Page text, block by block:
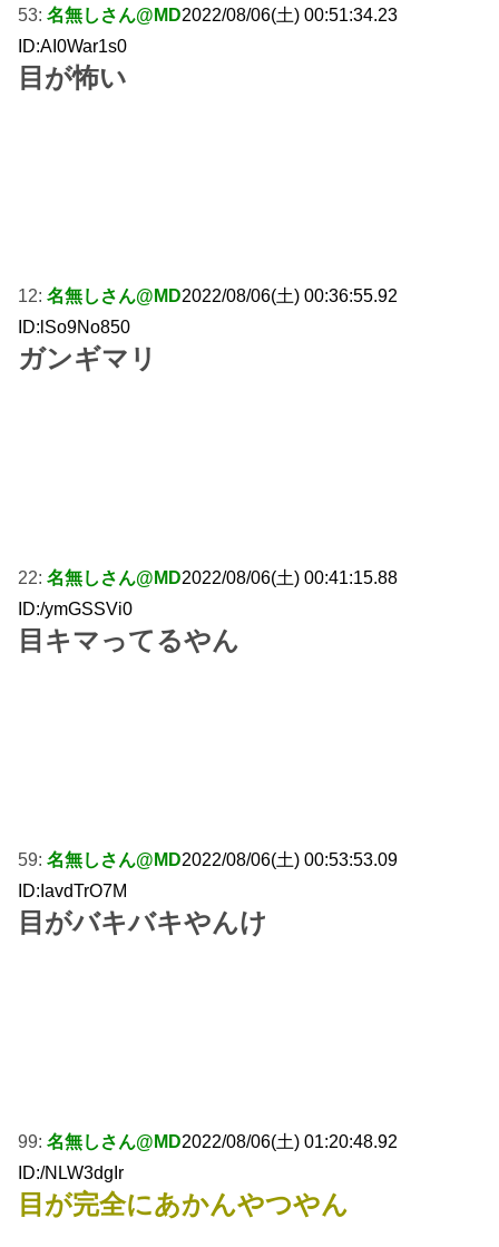
53: 名無しさん@MD2022/08/06(土) 00:51:34.23
ID:AI0War1s0
目が怖い
12: 名無しさん@MD2022/08/06(土) 00:36:55.92
ID:lSo9No850
ガンギマリ
22: 名無しさん@MD2022/08/06(土) 00:41:15.88
ID:/ymGSSVi0
目キマってるやん
59: 名無しさん@MD2022/08/06(土) 00:53:53.09
ID:IavdTrO7M
目がバキバキやんけ
99: 名無しさん@MD2022/08/06(土) 01:20:48.92
ID:/NLW3dgIr
目が完全にあかんやつやん